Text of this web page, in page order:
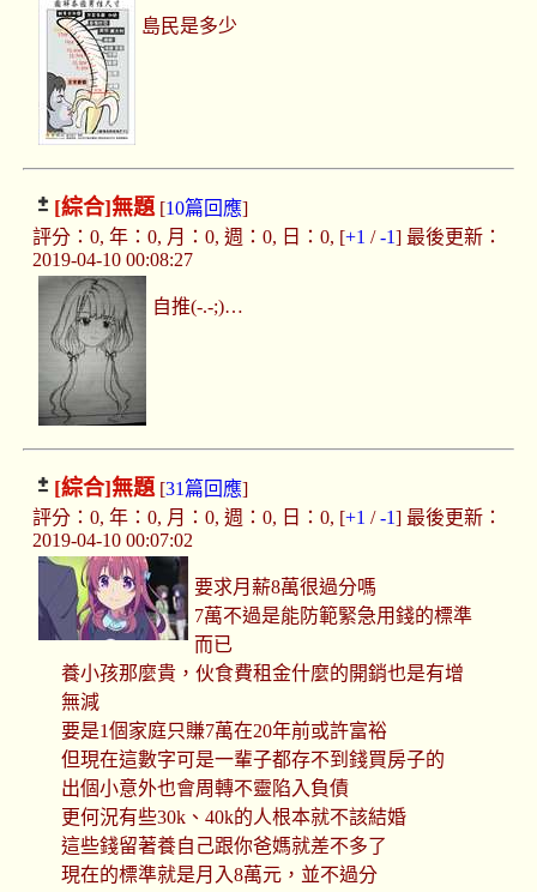
島民是多少
[綜合]無題[10篇回應]
評分：0, 年：0, 月：0, 週：0, 日：0, [+1 /-1] 最後更新：
2019-04-10 00:08:27
自推(-.-;)…
[綜合]無題[31篇回應]
評分：0, 年：0, 月：0, 週：0, 日：0, [+1 /-1] 最後更新：
2019-04-10 00:07:02
要求月薪8萬很過分嗎
7萬不過是能防範緊急用錢的標準
而已
養小孩那麼貴，伙食費租金什麼的開銷也是有增
無減
要是1個家庭只賺7萬在20年前或許富裕
但現在這數字可是一輩子都存不到錢買房子的
出個小意外也會周轉不靈陷入負債
更何況有些30k、40k的人根本就不該結婚
這些錢留著養自己跟你爸媽就差不多了
現在的標準就是月入8萬元，並不過分